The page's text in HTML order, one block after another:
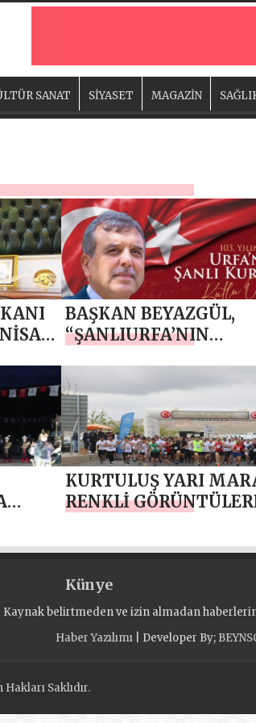
SANAT SİYASET MAGAZİN
BAŞKAN BEYAZGÜL,
“ŞANLIURFA’NIN
ÖNÜNDE HİÇBİR GÜÇ
DURAMAZ”
KURTULUŞ YARI
RENKLİ
Künye
Kaynak belirtmeden ve izin almadan
Haber Yazılımı| Developer By;
Saklıdır.